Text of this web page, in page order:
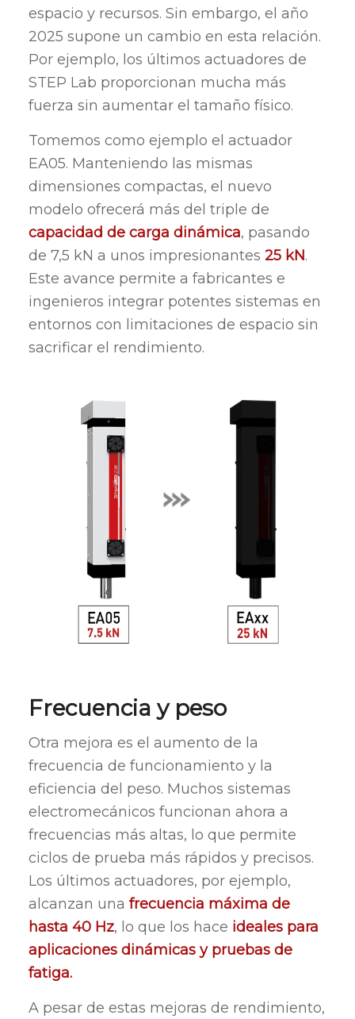
espacio y recursos. Sin embargo, el año
2025 supone un cambio en esta relación.
Por ejemplo, los últimos actuadores de
STEP Lab proporcionan mucha más
fuerza sin aumentar el tamaño físico.
Tomemos como ejemplo el actuador
EA05. Manteniendo las mismas
dimensiones compactas, el nuevo
modelo ofrecerá más del triple de
capacidad de carga dinámica, pasando
de 7,5 kN a unos impresionantes 25 kN.
Este avance permite a fabricantes e
ingenieros integrar potentes sistemas en
entornos con limitaciones de espacio sin
sacrificar el rendimiento.
Frecuencia y peso
Otra mejora es el aumento de la
frecuencia de funcionamiento y la
eficiencia del peso. Muchos sistemas
electromecánicos funcionan ahora a
frecuencias más altas, lo que permite
ciclos de prueba más rápidos y precisos.
Los últimos actuadores, por ejemplo,
alcanzan una frecuencia máxima de
hasta 40 Hz, lo que los hace ideales para
aplicaciones dinámicas y pruebas de
fatiga.
A pesar de estas mejoras de rendimiento,